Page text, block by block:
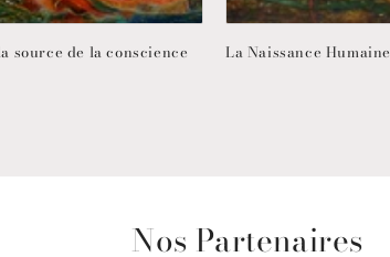
source de la conscience La Naissance Humaine
Nos Partenaires